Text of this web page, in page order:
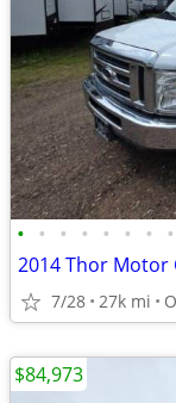
• • • • • • • •
2014 Thor Motor
7/28 27k mi
$84,973